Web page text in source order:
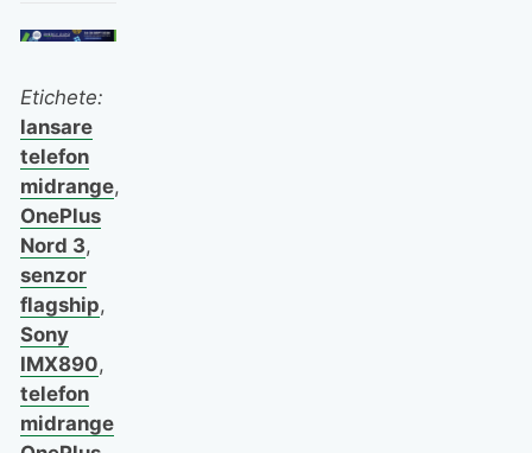
Etichete:
lansare
telefon
midrange,
OnePlus
Nord 3,
senzor
flagship,
Sony
IMX890,
telefon
midrange